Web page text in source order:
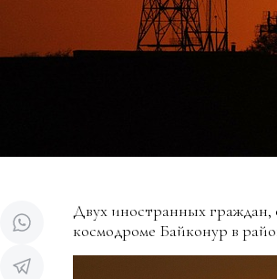
Двух иностранных граждан,
космодроме Байконур в